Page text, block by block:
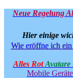
Neue Regelung
Hier einige
Wie eröffne ich ein
Alles Rot Avatare
Mobile